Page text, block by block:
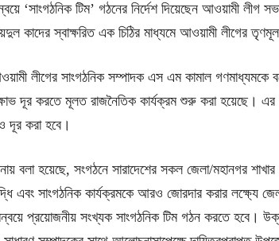
‘সাংগঠনিক টিম’ গঠনের নির্দেশ দিয়েছেন আওয়ামী লীগ
কাদের স্বাক্ষরিত এক চিঠির মাধ্যমে আওয়ামী লীগের
লীগের সাংগঠনিক সম্পাদক এস এম কামাল
দূর করতে মূলত রাজনৈতিক কার্যক্রম শুরু করা হয়েছে। এর
দূর করা হবে।
বলা হয়েছে, সংগঠনে সারাদেশের সকল জেলা/মহানগর
এবং সাংগঠনিক কার্যক্রমকে আরও জোরদার করার লক্ষ্যে
প্রয়োজনীয় সংখ্যক সাংগঠনিক টিম গঠন করতে হবে।